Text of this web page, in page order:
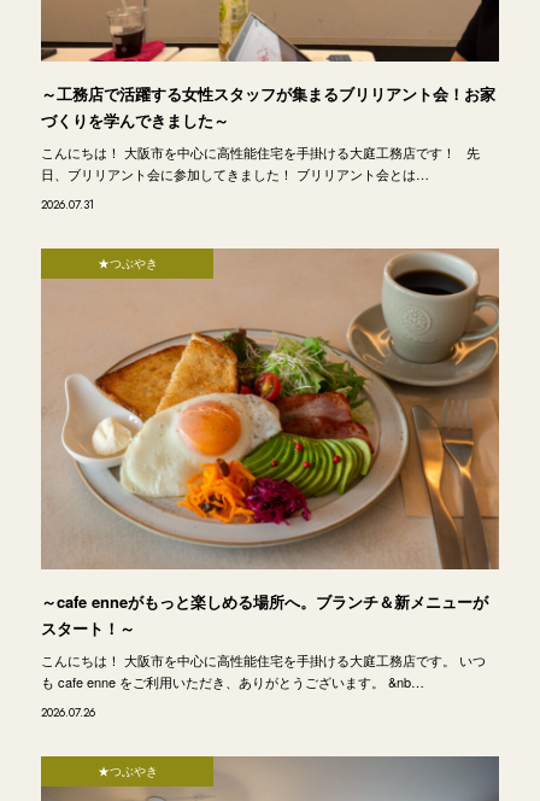
～工務店で活躍する女性スタッフが集まるブリリアント会！お家
づくりを学んできました～
こんにちは！ 大阪市を中心に高性能住宅を手掛ける大庭工務店です！ 先
日、ブリリアント会に参加してきました！ ブリリアント会とは…
2026.07.31
★つぶやき
～cafe enneがもっと楽しめる場所へ。ブランチ＆新メニューが
スタート！～
こんにちは！ 大阪市を中心に高性能住宅を手掛ける大庭工務店です。 いつ
も cafe enne をご利用いただき、ありがとうございます。 &nb…
2026.07.26
★つぶやき